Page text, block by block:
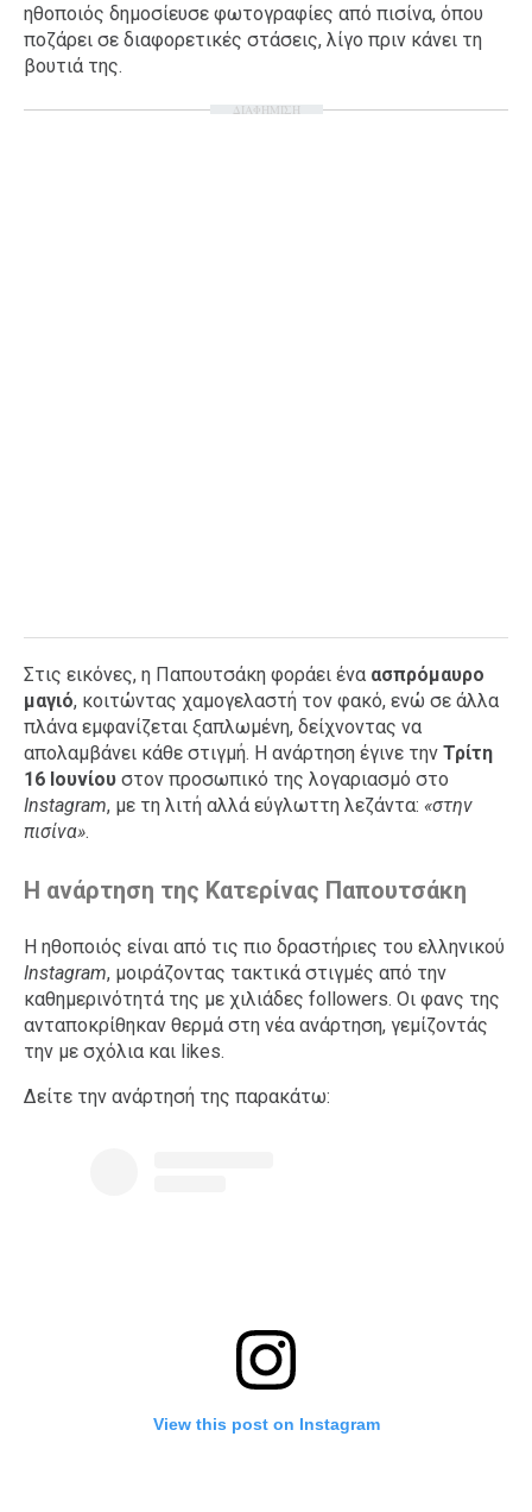
ηθοποιός δημοσίευσε φωτογραφίες από πισίνα, όπου
ποζάρει σε διαφορετικές στάσεις, λίγο πριν κάνει τη
βουτιά της.
ΔΙΑΦΗΜΙΣΗ
Στις εικόνες, η Παπουτσάκη φοράει ένα ασπρόμαυρο
μαγιό, κοιτώντας χαμογελαστή τον φακό, ενώ σε άλλα
πλάνα εμφανίζεται ξαπλωμένη, δείχνοντας να
απολαμβάνει κάθε στιγμή. Η ανάρτηση έγινε την Τρίτη
16 Ιουνίου στον προσωπικό της λογαριασμό στο
Instagram, με τη λιτή αλλά εύγλωττη λεζάντα: «στην
πισίνα».
Η ανάρτηση της Κατερίνας Παπουτσάκη
Η ηθοποιός είναι από τις πιο δραστήριες του ελληνικού
Instagram, μοιράζοντας τακτικά στιγμές από την
καθημερινότητά της με χιλιάδες followers. Οι φανς της
ανταποκρίθηκαν θερμά στη νέα ανάρτηση, γεμίζοντάς
την με σχόλια και likes.
Δείτε την ανάρτησή της παρακάτω:
View this post on Instagram